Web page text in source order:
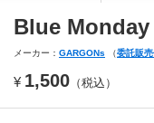
Blue Monday
メーカー： GARGONs （委託販
¥ 1,500 （税込）